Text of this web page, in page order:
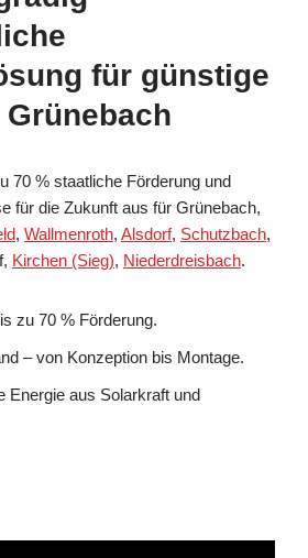
für günstige
70 % staatliche Förderung und
für die Zukunft aus für Grünebach,
, Wallmenroth, Alsdorf, Schutzbach,
Kirchen (Sieg), Niederdreisbach.
zu 70 % Förderung.
– von Konzeption bis Montage.
Energie aus Solarkraft und